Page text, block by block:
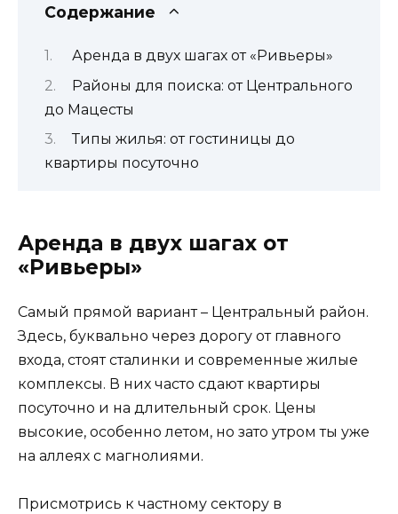
Содержание
Аренда в двух шагах от «Ривьеры»
Районы для поиска: от Центрального
до Мацесты
Типы жилья: от гостиницы до
квартиры посуточно
Аренда в двух шагах от
«Ривьеры»
Самый прямой вариант – Центральный район.
Здесь, буквально через дорогу от главного
входа, стоят сталинки и современные жилые
комплексы. В них часто сдают квартиры
посуточно и на длительный срок. Цены
высокие, особенно летом, но зато утром ты уже
на аллеях с магнолиями.
Присмотрись к частному сектору в